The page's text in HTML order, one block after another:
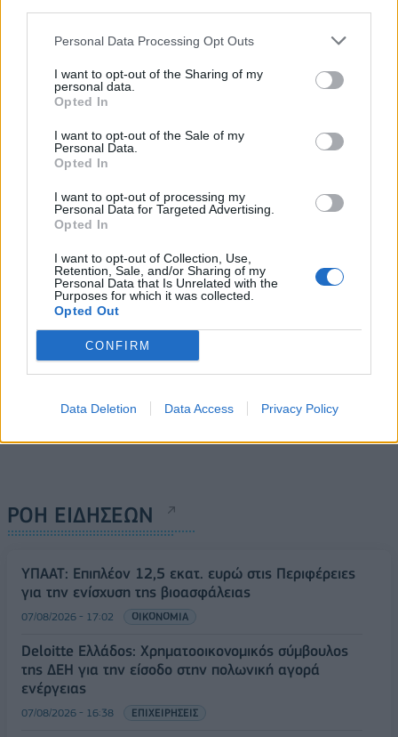
Personal Data Processing Opt Outs
I want to opt-out of the Sharing of my
personal data.
Opted In
I want to opt-out of the Sale of my
Personal Data.
Opted In
I want to opt-out of processing my
Personal Data for Targeted Advertising.
Opted In
I want to opt-out of Collection, Use,
Retention, Sale, and/or Sharing of my
Personal Data that Is Unrelated with the
Purposes for which it was collected.
Opted Out
CONFIRM
Data Deletion Data Access Privacy Policy
ΠΕΡΙΣΣΌΤΕΡΑ ΣΕ ΑΥΤΉ ΤΗΝ ΚΑΤΗΓΟΡΊΑ
Grant Thornton
26/11/2013 - 02:00
Ξεκινούν συνεργασία IST
26/11/2013 - 02:00
ΡΟΗ ΕΙΔΗΣΕΩΝ
ΥΠΑΑΤ: Επιπλέον 12,5 εκατ. ευρώ στις Περιφέρειες
για την ενίσχυση της βιοασφάλειας
07/08/2026 - 17:02 ΟΙΚΟΝΟΜΙΑ
Deloitte Ελλάδος: Χρηματοοικονομικός σύμβουλος
της ΔΕΗ για την είσοδο στην πολωνική αγορά
ενέργειας
07/08/2026 - 16:38 ΕΠΙΧΕΙΡΗΣΕΙΣ